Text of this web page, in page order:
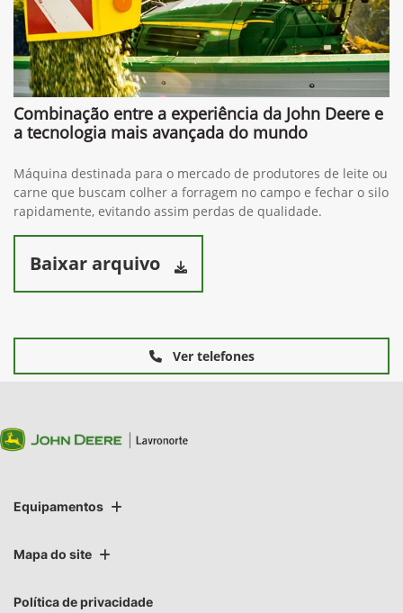
Combinação entre a experiência da John Deere e
a tecnologia mais avançada do mundo
Máquina destinada para o mercado de produtores de leite ou
carne que buscam colher a forragem no campo e fechar o silo
rapidamente, evitando assim perdas de qualidade.
Baixar arquivo
Ver telefones
Equipamentos
Mapa do site
Política de privacidade